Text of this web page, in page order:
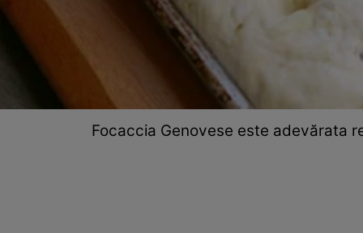
Focaccia Genovese este adevărata